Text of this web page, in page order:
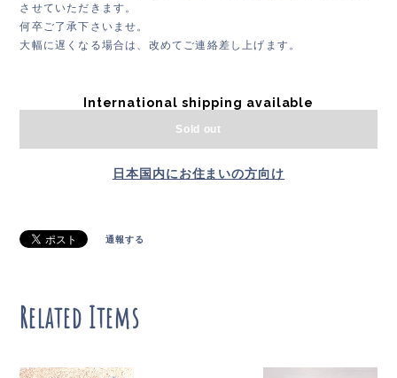
させていただきます。
何卒ご了承下さいませ。
大幅に遅くなる場合は、改めてご連絡差し上げます。
International shipping available
Sold out
日本国内にお住まいの方向け
通報する
Related Items